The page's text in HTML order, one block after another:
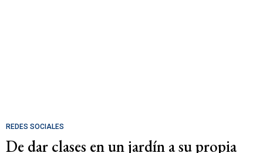
REDES SOCIALES
De dar clases en un jardín a su propia